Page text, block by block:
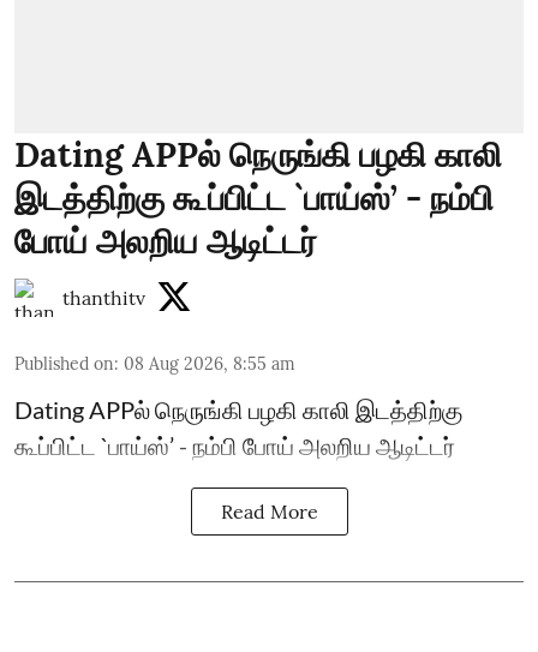
Dating APPல் நெருங்கி பழகி காலி
இடத்திற்கு கூப்பிட்ட `பாய்ஸ்’ - நம்பி
போய் அலறிய ஆடிட்டர்
thanthitv
Published on: 08 Aug 2026, 8:55 am
Dating APPல் நெருங்கி பழகி காலி இடத்திற்கு
கூப்பிட்ட `பாய்ஸ்’ - நம்பி போய் அலறிய ஆடிட்டர்
Read More